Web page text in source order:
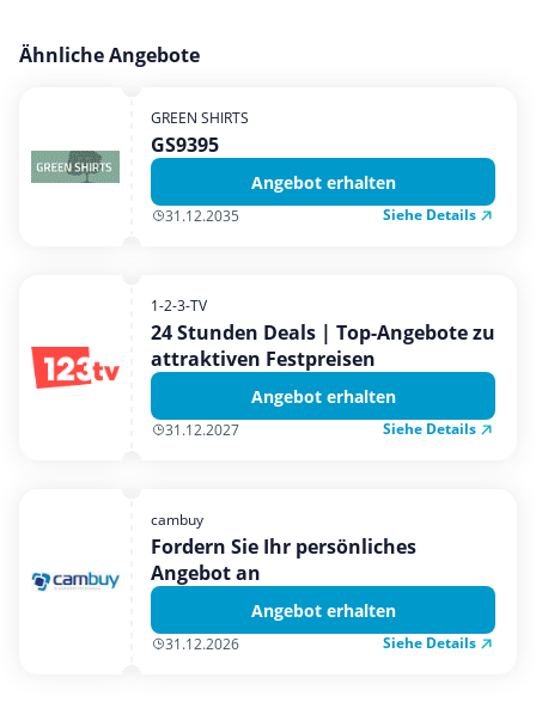
Ähnliche Angebote
GREEN SHIRTS
GS9395
Angebot erhalten
31.12.2035 Siehe Details
1-2-3-TV
24 Stunden Deals | Top-Angebote zu
attraktiven Festpreisen
Angebot erhalten
31.12.2027 Siehe Details
cambuy
Fordern Sie Ihr persönliches
Angebot an
Angebot erhalten
31.12.2026 Siehe Details